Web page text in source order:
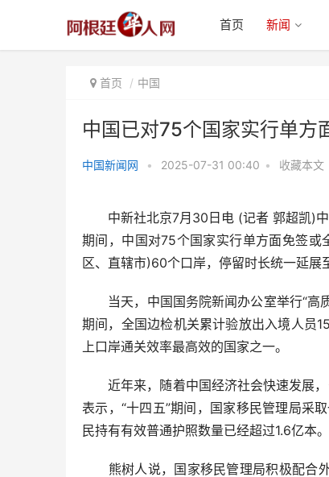
首页 新闻
首页 中国
中国已对75个国家实行单方
中国新闻网 • 2025-07-31 00:40 • 收藏本文
中新社北京7月30日电 (记者 郭超凯)中
期间，中国对75个国家实行单方面免签
区、直辖市)60个口岸，停留时长统一延展
当天，中国国务院新闻办公室举行“高质
期间，全国边检机关累计验放出入境人员
上口岸通关效率最高效的国家之一。
近年来，随着中国经济社会快速发展，
表示，“十四五”期间，国家移民管理局采
民持有有效普通护照数量已经超过1.6亿本。
熊树人说，国家移民管理局积极配合外
签或全面互免签证